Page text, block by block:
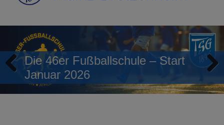
Die 46er Fußballschule – Start
Januar 2026
Previous